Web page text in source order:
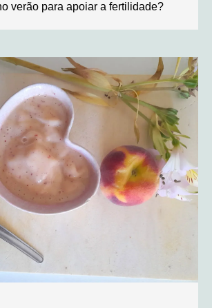
verão para apoiar a fertilidade?